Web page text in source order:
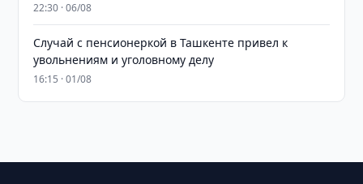
22:30 · 06/08
Случай с пенсионеркой в Ташкенте привел к
увольнениям и уголовному делу
16:15 · 01/08